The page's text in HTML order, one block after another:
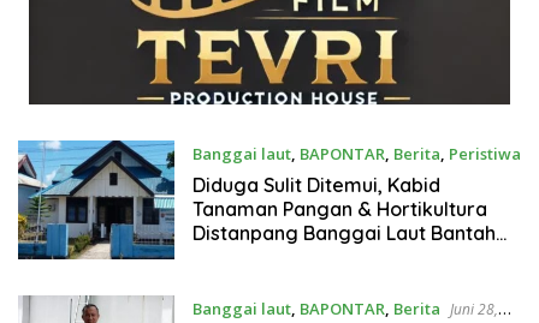
Banggai laut, BAPONTAR, Berita, Peristiwa
Juli 22, 2026
Diduga Sulit Ditemui, Kabid
Tanaman Pangan & Hortikultura
Distanpang Banggai Laut Bantah
Banggai laut, BAPONTAR, Berita Juni 28,